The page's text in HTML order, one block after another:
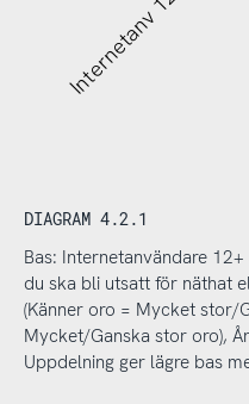
DIAGRAM 4.2.1
Bas: Internetanvändare
du ska bli utsatt för näthat
(Känner oro = Mycket stor/
Mycket/Ganska stor oro),
Uppdelning ger lägre bas